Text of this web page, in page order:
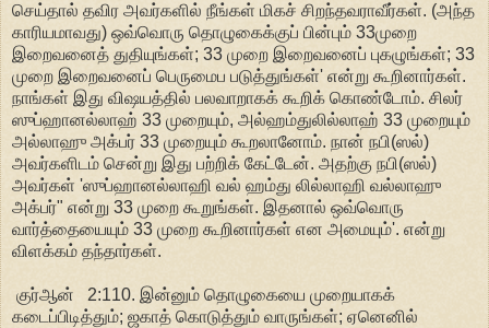
செய்தால் தவிர அவர்களில் நீங்கள் மிகச் சிறந்தவராவீர்கள். (அந்த
காரியமாவது) ஒவ்வொரு தொழுகைக்குப் பின்பும் 33முறை
இறைவனைத் துதியுங்கள்; 33 முறை இறைவனைப் புகழுங்கள்; 33
முறை இறைவனைப் பெருமைப படுத்துங்கள்' என்று கூறினார்கள்.
நாங்கள் இது விஷயத்தில் பலவாறாகக் கூறிக் கொண்டோம். சிலர்
ஸுப்ஹானல்லாஹ் 33 முறையும், அல்ஹம்துலில்லாஹ் 33 முறையும்
அல்லாஹு அக்பர் 33 முறையும் கூறலானோம். நான் நபி(ஸல்)
அவர்களிடம் சென்று இது பற்றிக் கேட்டேன். அதற்கு நபி(ஸல்)
அவர்கள் 'ஸுப்ஹானல்லாஹி வல் ஹம்து லில்லாஹி வல்லாஹு
அக்பர்" என்று 33 முறை கூறுங்கள். இதனால் ஒவ்வொரு
வார்த்தையையும் 33 முறை கூறினார்கள் என அமையும்'. என்று
விளக்கம் தந்தார்கள்.
குர்ஆன் 2:110. இன்னும் தொழுகையை முறையாகக்
கடைப்பிடித்தும்; ஜகாத் கொடுத்தும் வாருங்கள்; ஏனெனில்